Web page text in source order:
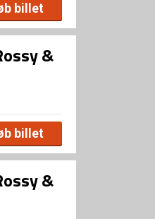
billet
&
billet
&